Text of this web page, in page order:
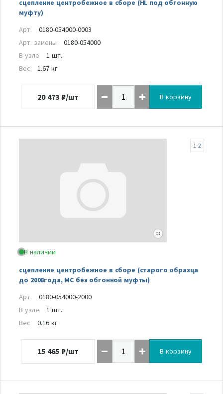
сцепление центробежное в сборе (HL под обгонную
муфту)
Арт.
0180-054000-0003
Арт. замены
0180-054000
В узле
1 шт.
Вес
1.67 кг
20 473 ₽/шт В корзину
В наличии
сцепление центробежное в сборе (старого образца
до 2008года, MC без обгонной муфты)
1-2
Арт.
0180-054000-2000
В узле
1 шт.
Вес
0.16 кг
15 465 ₽/шт В корзину